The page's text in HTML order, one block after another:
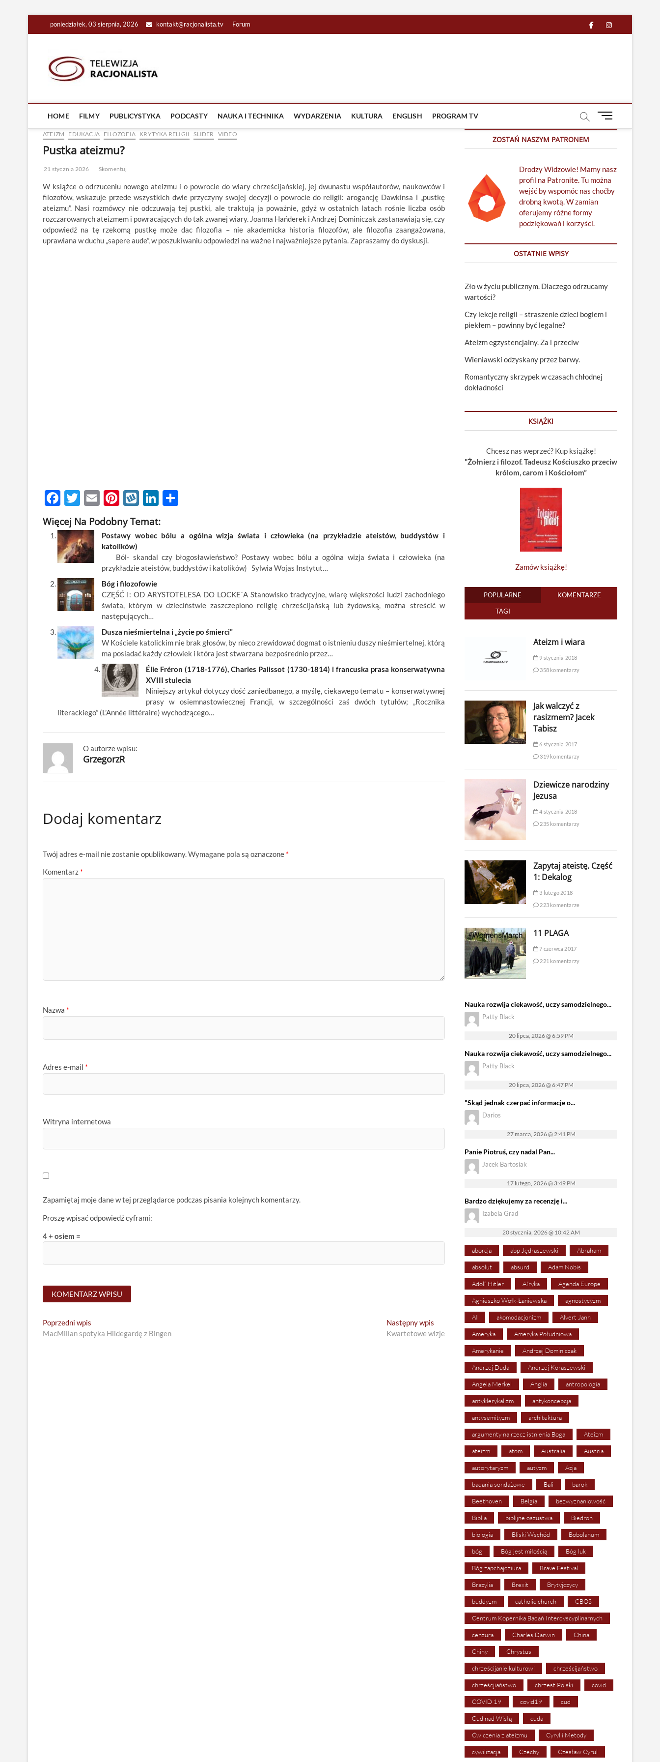
poniedziałek, 03 sierpnia, 2026 kontakt@racjonalista.tv Forum facebook
in
HOME FILMY PUBLICYSTYKA PODCASTY NAUKA I TECHNIKA WYDARZENIA KULTURA ENGLISH PROGRAM TV
M
u
u
t
t
ATEIZM EDUKACJA FILOZOFIA KRYTYKA RELIGII SLIDER VIDEO
Pustka ateizmu?
21 stycznia 2026 Skomentuj
W książce o odrzuceniu nowego ateizmu i o powrocie do wiary chrześcijańskiej, jej dwunastu współautorów, naukowców i
filozofów, wskazuje przede wszystkich dwie przyczyny swojej decyzji o powrocie do religii: arogancję Dawkinsa i „pustkę
ateizmu”. Nasi rozmówcy nie odczuwają tej pustki, ale traktują ja poważnie, gdyż w ostatnich latach rośnie liczba osób
rozczarowanych ateizmem i powracających do tak zwanej wiary. Joanna Hańderek i Andrzej Dominiczak zastanawiają się, czy
odpowiedź na tę rzekomą pustkę może dac filozofia – nie akademicka historia filozofów, ale filozofia zaangażowana,
uprawiana w duchu „sapere aude”, w poszukiwaniu odpowiedzi na ważne i najważniejsze pytania. Zapraszamy do dyskusji.
F
ac
e
b
o
o
k
T
w
itt
er
E
m
ail
Pi
nt
er
es
t
W
k
o
p
Li
k
e
dI
n
ar
e
Więcej Na Podobny Temat:
Postawy wobec bólu a ogólna wizja świata i człowieka (na przykładzie ateistów, buddystów i
katolików)
Ból- skandal czy błogosławieństwo? Postawy wobec bólu a ogólna wizja świata i człowieka (na
przykładzie ateistów, buddystów i katolików) Sylwia Wojas Instytut…
Bóg i filozofowie
CZĘŚĆ I: OD ARYSTOTELESA DO LOCKE´A Stanowisko tradycyjne, wiarę większości ludzi zachodniego
świata, którym w dzieciństwie zaszczepiono religię chrześcijańską lub żydowską, można streścić w
następujących…
Dusza nieśmiertelna i „życie po śmierci”
W Kościele katolickim nie brak głosów, by nieco zrewidować dogmat o istnieniu duszy nieśmiertelnej, którą
ma posiadać każdy człowiek i która jest stwarzana bezpośrednio przez…
Élie Fréron (1718-1776), Charles Palissot (1730-1814) i francuska prasa konserwatywna
XVIII stulecia
Niniejszy artykuł dotyczy dość zaniedbanego, a myślę, ciekawego tematu – konserwatywnej
prasy w osiemnastowiecznej Francji, w szczególności zaś dwóch tytułów; „Rocznika
literackiego” (L’Année littéraire) wychodzącego…
O autorze wpisu:
GrzegorzR
Dodaj komentarz
Twój adres e-mail nie zostanie opublikowany.Wymagane pola są oznaczone *
Komentarz *
Nazwa *
Adres e-mail *
Witryna internetowa
Zapamiętaj moje dane w tej przeglądarce podczas pisania kolejnych komentarzy.
Proszę wpisać odpowiedź cyframi:
4 + osiem =
Nawigacja
wpisu
Poprzedni wpis
post:
MacMillan spotyka Hildegardę z Bingen
Następny wpis
post:
Kwartetowe wizje
ZOSTAŃ NASZYM PATRONEM
Drodzy Widzowie! Mamy nasz
profil na Patronite. Tu można
wejść by wspomóc nas choćby
drobną kwotą. W zamian
oferujemy różne formy
podziękowań i korzyści.
OSTATNIE WPISY
Zło w życiu publicznym. Dlaczego odrzucamy
wartości?
Czy lekcje religii – straszenie dzieci bogiem i
piekłem – powinny być legalne?
Ateizm egzystencjalny. Za i przeciw
Wieniawski odzyskany przez barwy.
Romantyczny skrzypek w czasach chłodnej
dokładności
KSIĄŻKI
Chcesz nas weprzeć? Kup książkę!
"Żołnierz i filozof. Tadeusz Kościuszko przeciw
królom, carom i Kościołom”
Zamów książkę!
POPULARNE KOMENTARZE
TAGI
Ateizm i wiara
9 stycznia 2018
358 komentarzy
Jak walczyć z
rasizmem? Jacek
Tabisz
6 stycznia 2017
319 komentarzy
Dziewicze narodziny
Jezusa
4 stycznia 2018
235 komentarzy
Zapytaj ateistę. Część
1: Dekalog
3 lutego 2018
223 komentarze
11 PLAGA
7 czerwca 2017
221 komentarzy
Nauka rozwija ciekawość, uczy samodzielnego...
Patty Black
20 lipca, 2026 @ 6:59 PM
Nauka rozwija ciekawość, uczy samodzielnego...
Patty Black
20 lipca, 2026 @ 6:47 PM
"Skąd jednak czerpać informacje o...
Darios
27 marca, 2026 @ 2:41 PM
Panie Piotruś, czy nadal Pan...
Jacek Bartosiak
17 lutego, 2026 @ 3:49 PM
Bardzo dziękujemy za recenzję i...
Izabela Grad
20 stycznia, 2026 @ 10:42 AM
aborcja abp Jędraszewski Abraham
absolut absurd Adam Nobis
Adolf Hitler Afryka Agenda Europe
Agnieszko Wołk-Łaniewska agnostycyzm
AI akomodacjonizm Alvert Jann
Ameryka Ameryka Południowa
Amerykanie Andrzej Dominiczak
Andrzej Duda Andrzej Koraszewski
Angela Merkel Anglia antropologia
antyklerykalizm antykoncepcja
antysemityzm architektura
argumenty na rzecz istnienia Boga Ateizm
ateizm atom Australia Austria
autorytaryzm autyzm Azja
badania sondażowe Bali barok
Beethoven Belgia bezwyznaniowość
Biblia biblijne oszustwa Biedroń
biologia Bliski Wschód Bobolanum
bóg Bóg jest miłością Bóg luk
Bóg zapchajdziura Brave Festival
Brazylia Brexit Brytyjczycy
buddyzm catholic church CBOS
Centrum Kopernika Badań Interdyscyplinarnych
cenzura Charles Darwin China
Chiny Chrystus
chrześcijanie kulturowi chrześcijaństwo
chrześcjiaństwo chrzest Polski covid
COVID 19 covid19 cud
Cud nad Wisłą cuda
Ćwiczenia z ateizmu Cyryl i Metody
cywilizacja Czechy Czesław Cyrul